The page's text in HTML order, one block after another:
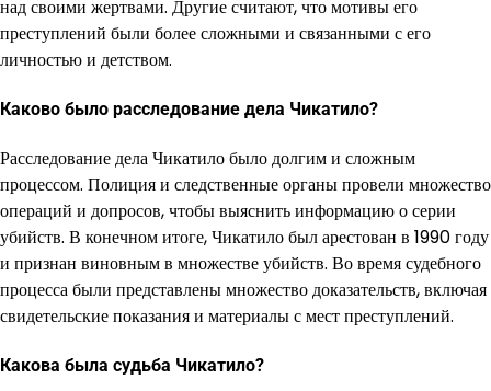
над своими жертвами. Другие считают, что мотивы его
преступлений были более сложными и связанными с его
личностью и детством.
Каково было расследование дела Чикатило?
Расследование дела Чикатило было долгим и сложным
процессом. Полиция и следственные органы провели множество
операций и допросов, чтобы выяснить информацию о серии
убийств. В конечном итоге, Чикатило был арестован в 1990 году
и признан виновным в множестве убийств. Во время судебного
процесса были представлены множество доказательств, включая
свидетельские показания и материалы с мест преступлений.
Какова была судьба Чикатило?